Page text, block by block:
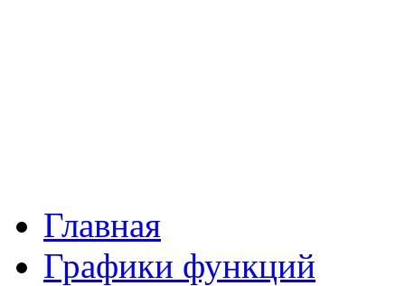
Главная
Графики функций